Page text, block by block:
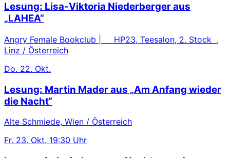
Lesung: Lisa-Viktoria Niederberger aus
„LAHEA“
Angry Female Bookclub | HP23, Teesalon, 2. Stock ,
Linz / Österreich
Do. 22. Okt.
Lesung: Martin Mader aus „Am Anfang wieder
die Nacht“
Alte Schmiede, Wien / Österreich
Fr. 23. Okt. 19:30 Uhr